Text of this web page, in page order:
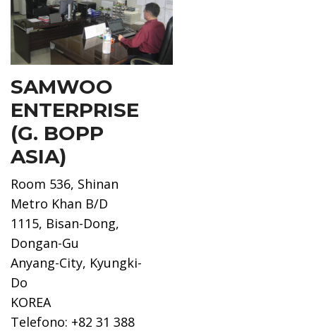
SAMWOO
ENTERPRISE
(G. BOPP
ASIA)
Room 536, Shinan
Metro Khan B/D
1115, Bisan-Dong,
Dongan-Gu
Anyang-City, Kyungki-
Do
KOREA
Telefono: +82 31 388